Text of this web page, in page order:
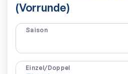
(Vorrunde)
Saison
Einzel/Doppel